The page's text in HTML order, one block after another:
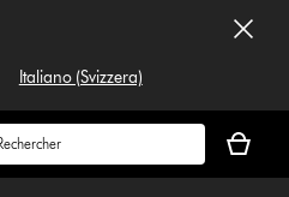
Italiano (Svizzera)
panier
est